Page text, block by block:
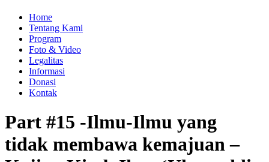
Home
Tentang Kami
Program
Foto & Video
Legalitas
Informasi
Donasi
Kontak
Part #15 -Ilmu-Ilmu yang
tidak membawa kemajuan –